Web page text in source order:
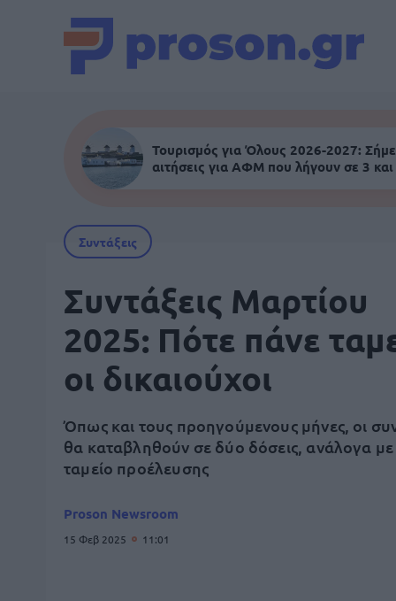
Τουρισμός για Όλους 2026-2027:
αιτήσεις για ΑΦΜ που λήγουν σε 3 και
Συντάξεις
Συντάξεις Μαρτίου
2025: Πότε πάνε
οι δικαιούχοι
Όπως και τους προηγούμενους μήνες, οι
θα καταβληθούν σε δύο δόσεις, ανάλογα με
ταμείο προέλευσης
Proson Newsroom
15 Φεβ 2025 11:01